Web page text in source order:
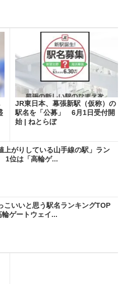
JR東日本、幕張新駅（仮称）の
駅名を「公募」 6月1日受付開
始 | ねとらぼ
上がりしている山手線の駅」ラン
1位は「高輪ゲ...
こいいと思う駅名ランキングTOP
ゲートウェイ...